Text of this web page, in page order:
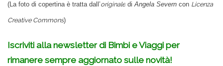
(La foto di copertina è tratta dall’originale di Angela Severn con Licenza
Creative Commons)
Iscriviti alla newsletter di Bimbi e Viaggi per
rimanere sempre aggiornato sulle novità!